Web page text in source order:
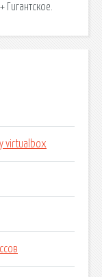
virtualbox